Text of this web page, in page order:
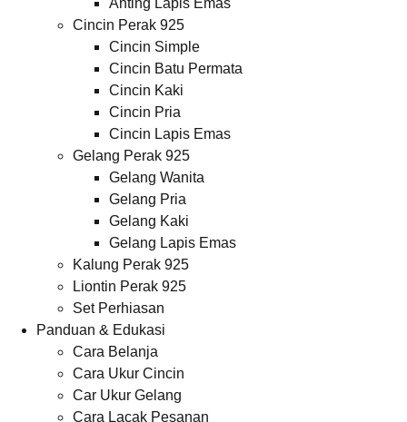
Anting Lapis Emas
Cincin Perak 925
Cincin Simple
Cincin Batu Permata
Cincin Kaki
Cincin Pria
Cincin Lapis Emas
Gelang Perak 925
Gelang Wanita
Gelang Pria
Gelang Kaki
Gelang Lapis Emas
Kalung Perak 925
Liontin Perak 925
Set Perhiasan
Panduan & Edukasi
Cara Belanja
Cara Ukur Cincin
Car Ukur Gelang
Cara Lacak Pesanan